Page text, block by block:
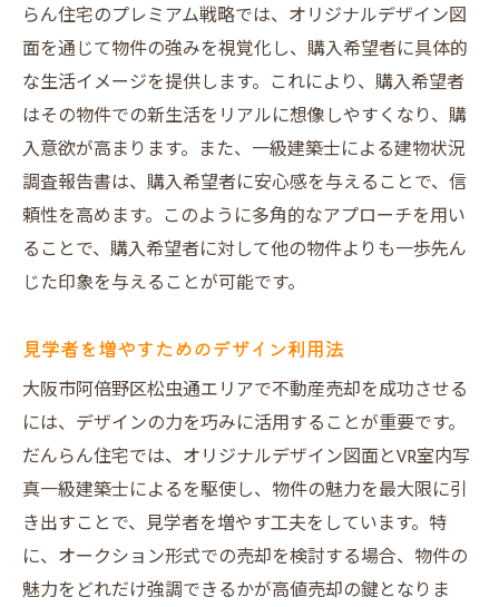
らん住宅のプレミアム戦略では、オリジナルデザイン図
面を通じて物件の強みを視覚化し、購入希望者に具体的
な生活イメージを提供します。これにより、購入希望者
はその物件での新生活をリアルに想像しやすくなり、購
入意欲が高まります。また、一級建築士による建物状況
調査報告書は、購入希望者に安心感を与えることで、信
頼性を高めます。このように多角的なアプローチを用い
ることで、購入希望者に対して他の物件よりも一歩先ん
じた印象を与えることが可能です。
見学者を増やすためのデザイン利用法
大阪市阿倍野区松虫通エリアで不動産売却を成功させる
には、デザインの力を巧みに活用することが重要です。
だんらん住宅では、オリジナルデザイン図面とVR室内写
真一級建築士によるを駆使し、物件の魅力を最大限に引
き出すことで、見学者を増やす工夫をしています。特
に、オークション形式での売却を検討する場合、物件の
魅力をどれだけ強調できるかが高値売却の鍵となりま